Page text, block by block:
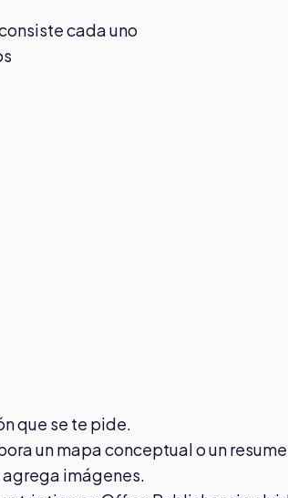
cada uno
que se te pide.
un mapa conceptual o un
imágenes.